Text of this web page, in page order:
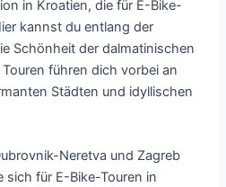
in Kroatien, die für E-Bike-
kannst du entlang der
Schönheit der dalmatinischen
führen dich vorbei an
Städten und idyllischen
Neretva und Zagreb
sich für E-Bike-Touren in